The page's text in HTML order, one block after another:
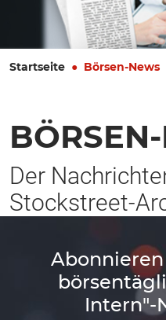
Startseite Börsen-News
Der
Stockstreet-
Intern"-